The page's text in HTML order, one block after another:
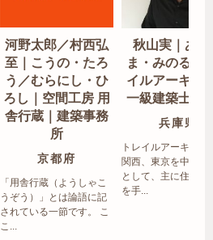
河野太郎／村西弘
至｜こうの・たろ
う／むらにし・ひ
ろし｜空間工房 用
舎行蔵｜建築事務
所
京都府
「用舎行蔵（ようしゃこ
うぞう）」とは論語に記
されている一節です。 こ
こ...
秋山実｜あき
ま・みのる｜
イルアーキテ
一級建築士事
兵庫県
トレイルアーキテク
関西、東京を中心エ
として、主に住宅の
を手...